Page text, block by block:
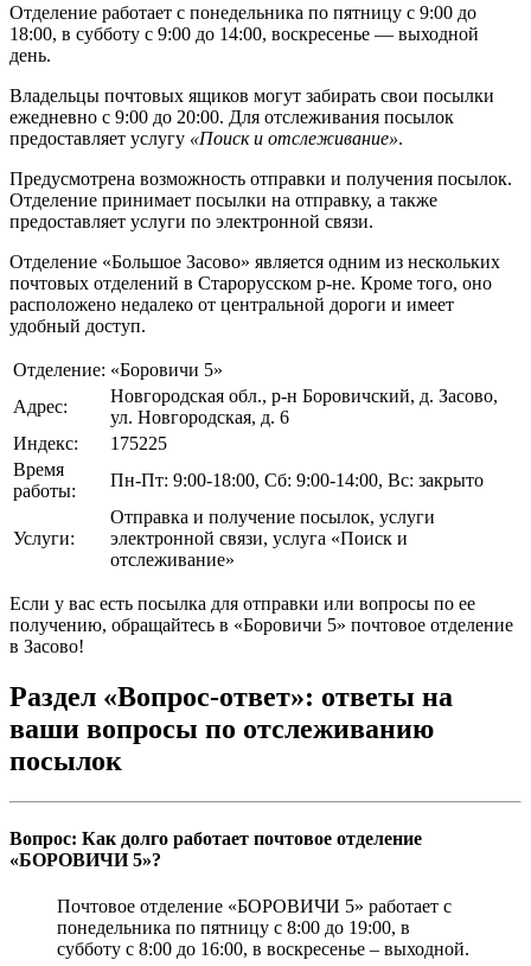
Отделение работает с понедельника по пятницу с 9:00 до
18:00, в субботу с 9:00 до 14:00, воскресенье — выходной
день.
Владельцы почтовых ящиков могут забирать свои посылки
ежедневно с 9:00 до 20:00. Для отслеживания посылок
предоставляет услугу «Поиск и отслеживание».
Предусмотрена возможность отправки и получения посылок.
Отделение принимает посылки на отправку, а также
предоставляет услуги по электронной связи.
Отделение «Большое Засово» является одним из нескольких
почтовых отделений в Старорусском р-не. Кроме того, оно
расположено недалеко от центральной дороги и имеет
удобный доступ.
Отделение: «Боровичи 5»
Адрес:
Новгородская обл., р-н Боровичский, д. Засово,
ул. Новгородская, д. 6
Индекс:
175225
Время
работы:
Пн-Пт: 9:00-18:00, Сб: 9:00-14:00, Вс: закрыто
Услуги:
Отправка и получение посылок, услуги
электронной связи, услуга «Поиск и
отслеживание»
Если у вас есть посылка для отправки или вопросы по ее
получению, обращайтесь в «Боровичи 5» почтовое отделение
в Засово!
Раздел «Вопрос-ответ»: ответы на
ваши вопросы по отслеживанию
посылок
Вопрос: Как долго работает почтовое отделение
«БОРОВИЧИ 5»?
Почтовое отделение «БОРОВИЧИ 5» работает с
понедельника по пятницу с 8:00 до 19:00, в
субботу с 8:00 до 16:00, в воскресенье – выходной.